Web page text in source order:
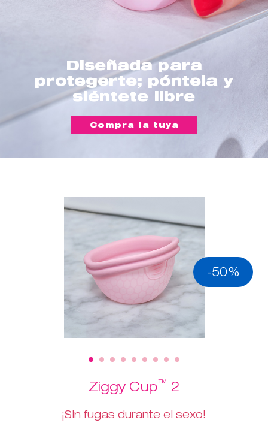
Diseñada para
protegerte; póntela y
siéntete libre
Compra la tuya
-50%
Ziggy Cup™ 2
¡Sin fugas durante el sexo!